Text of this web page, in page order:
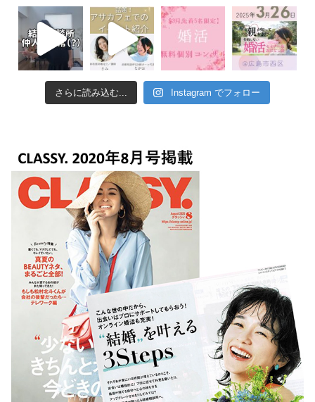
さらに読み込む... Instagram でフォロー